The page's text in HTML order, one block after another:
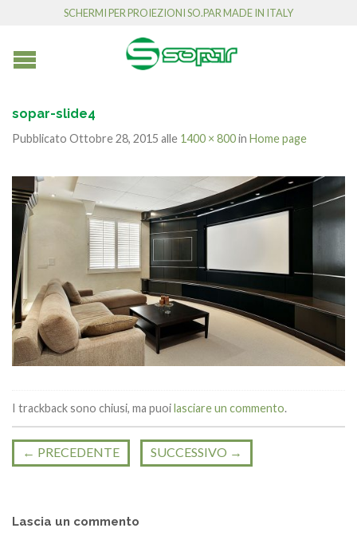
SCHERMI PER PROIEZIONI SO.PAR MADE IN ITALY
sopar-slide4
Pubblicato Ottobre 28, 2015 alle 1400 × 800in Home page
I trackback sono chiusi, ma puoi lasciare un commento.
← PRECEDENTE SUCCESSIVO →
Lascia un commento